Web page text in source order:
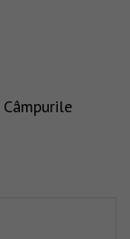
Câmpurile